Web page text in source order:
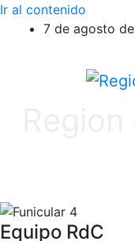
Ir al contenido
7 de agosto
Equipo RdC